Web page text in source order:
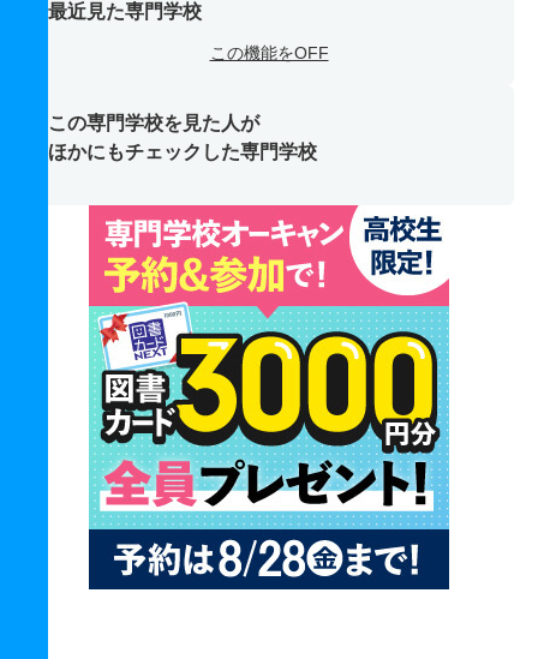
最近見た専門学校
この機能をOFF
この専門学校を見た人が
ほかにもチェックした専門学校